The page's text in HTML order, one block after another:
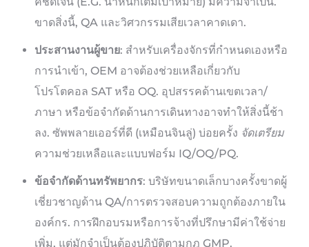
ขาดสิ่งนี้, QA และวิศวกรรมเสียเวลาคาดเดา.
ประสานงานผู้ขาย: สำหรับเครื่องจักรที่กำหนดเองหรือ
การนำเข้า, OEM อาจต้องช่วยเหลือเกี่ยวกับ
โปรโตคอล SAT หรือ OQ. อุปสรรคด้านเขตเวลา/
ภาษา หรือข้อจำกัดด้านการเดินทางอาจทำให้สิ่งนี้ช้า
ลง. ซัพพลายเออร์ที่ดี (เหมือนจินลู่) บ่อยครั้ง จัดเตรียม
ความช่วยเหลือและแบบฟอร์ม IQ/OQ/PQ.
ข้อจำกัดด้านทรัพยากร: บริษัทขนาดเล็กบางครั้งขาดผู้
เชี่ยวชาญด้าน QA/การตรวจสอบความถูกต้องภายใน
องค์กร. การฝึกอบรมหรือการจ้างที่ปรึกษามีค่าใช้จ่าย
เพิ่ม, แต่มักจำเป็นต้องปฏิบัติตามกฎ GMP.